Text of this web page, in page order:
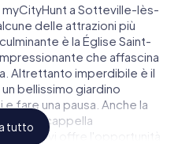
a Sotteville-lès-
delle attrazioni più
è la Église Saint-
che affascina
Altrettanto imperdibile è il
bellissimo giardino
fare una pausa. Anche la
cappella
e vi offre l'opportunità
tutto